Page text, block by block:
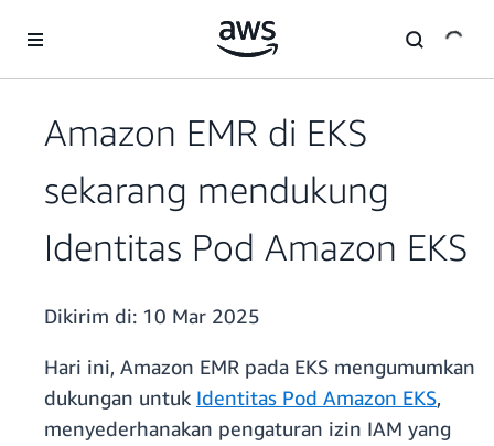
Amazon EMR di EKS
sekarang mendukung
Identitas Pod Amazon EKS
Dikirim di: 10 Mar 2025
Hari ini, Amazon EMR pada EKS mengumumkan
dukungan untuk Identitas Pod Amazon EKS,
menyederhanakan pengaturan izin IAM yang